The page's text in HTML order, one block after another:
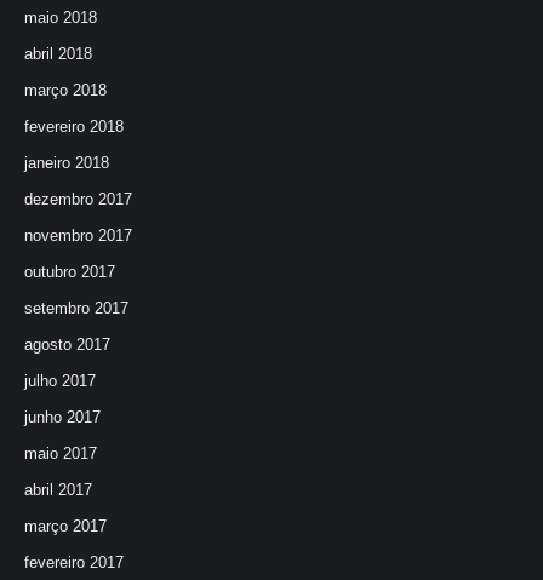
maio 2018
abril 2018
março 2018
fevereiro 2018
janeiro 2018
dezembro 2017
novembro 2017
outubro 2017
setembro 2017
agosto 2017
julho 2017
junho 2017
maio 2017
abril 2017
março 2017
fevereiro 2017